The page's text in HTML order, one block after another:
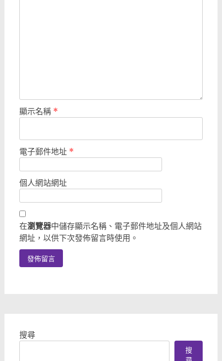
顯示名稱 *
電子郵件地址 *
個人網站網址
在瀏覽器中儲存顯示名稱、電子郵件地址及個人網站
網址，以供下次發佈留言時使用。
搜尋
搜